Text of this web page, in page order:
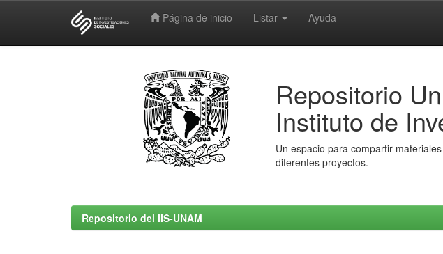
Página de inicio Listar Ayuda
Repositorio
Instituto de
Un espacio para compartir
diferentes proyectos.
Repositorio del IIS-UNAM